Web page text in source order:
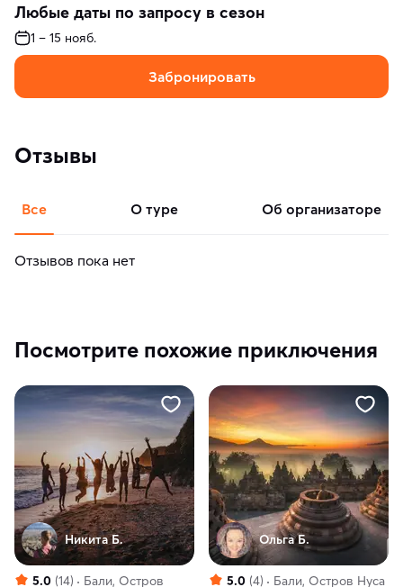
Любые даты по запросу в сезон
1 – 15 нояб.
Забронировать
Отзывы
Все о туре об организаторе
Отзывов пока нет
Посмотрите похожие приключения
Никита Б.
5.0 (14) Бали, Остров
Ольга Б.
5.0 (4) Бали, Остров Нуса